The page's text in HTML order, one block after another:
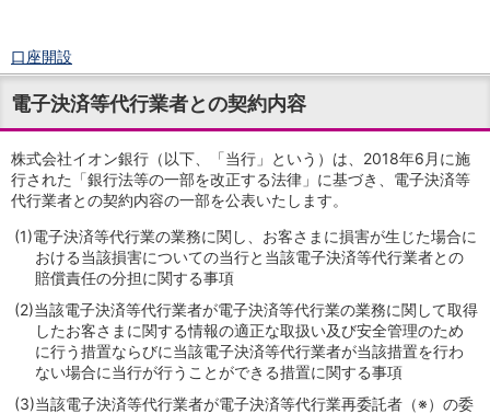
口座開設
ログイン
チャット
メニュー
商品・サービス
預金
円預金TOP
普通預金
定期預金
積立式定期預金
外貨預金TOP
外貨普通預金
外貨定期預金
外貨普通預金積立
資産運用
電子決済等代行業者との契約内容
株式会社イオン銀行（以下、「当行」という）は、2018年6月に施
行された「銀行法等の一部を改正する法律」に基づき、電子決済等
代行業者との契約内容の一部を公表いたします。
(1)電子決済等代行業の業務に関し、お客さまに損害が生じた場合に
おける当該損害についての当行と当該電子決済等代行業者との
賠償責任の分担に関する事項
(2)当該電子決済等代行業者が電子決済等代行業の業務に関して取得
したお客さまに関する情報の適正な取扱い及び安全管理のため
に行う措置ならびに当該電子決済等代行業者が当該措置を行わ
ない場合に当行が行うことができる措置に関する事項
(3)当該電子決済等代行業者が電子決済等代行業再委託者（※）の委